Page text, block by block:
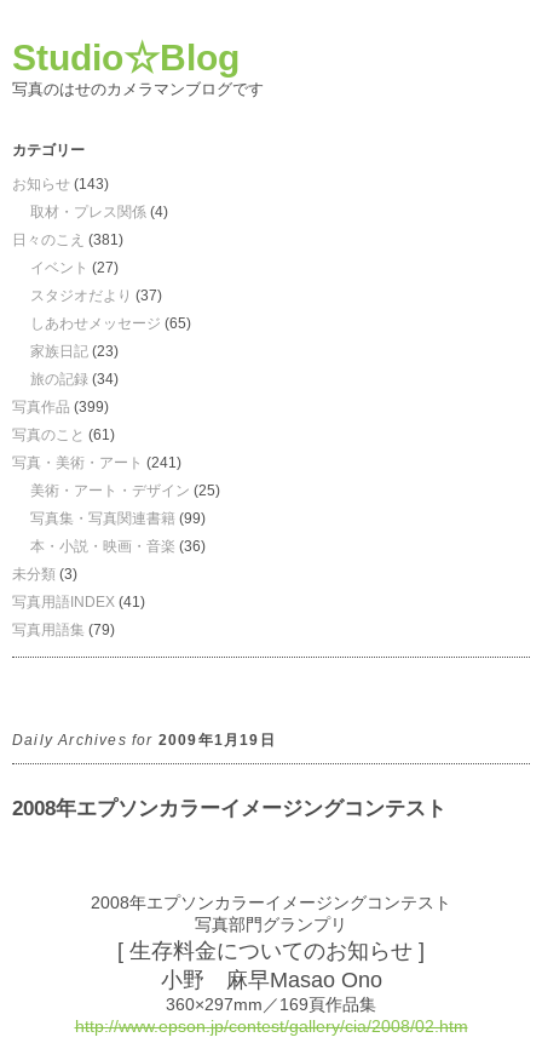
Studio☆Blog
写真のはせのカメラマンブログです
カテゴリー
お知らせ (143)
取材・プレス関係 (4)
日々のこえ (381)
イベント (27)
スタジオだより (37)
しあわせメッセージ (65)
家族日記 (23)
旅の記録 (34)
写真作品 (399)
写真のこと (61)
写真・美術・アート (241)
美術・アート・デザイン (25)
写真集・写真関連書籍 (99)
本・小説・映画・音楽 (36)
未分類 (3)
写真用語INDEX (41)
写真用語集 (79)
Daily Archives for 2009年1月19日
2008年エプソンカラーイメージングコンテスト
2008年エプソンカラーイメージングコンテスト
写真部門グランプリ
[ 生存料金についてのお知らせ ]
小野 麻早Masao Ono
360×297mm／169頁作品集
http://www.epson.jp/contest/gallery/cia/2008/02.htm